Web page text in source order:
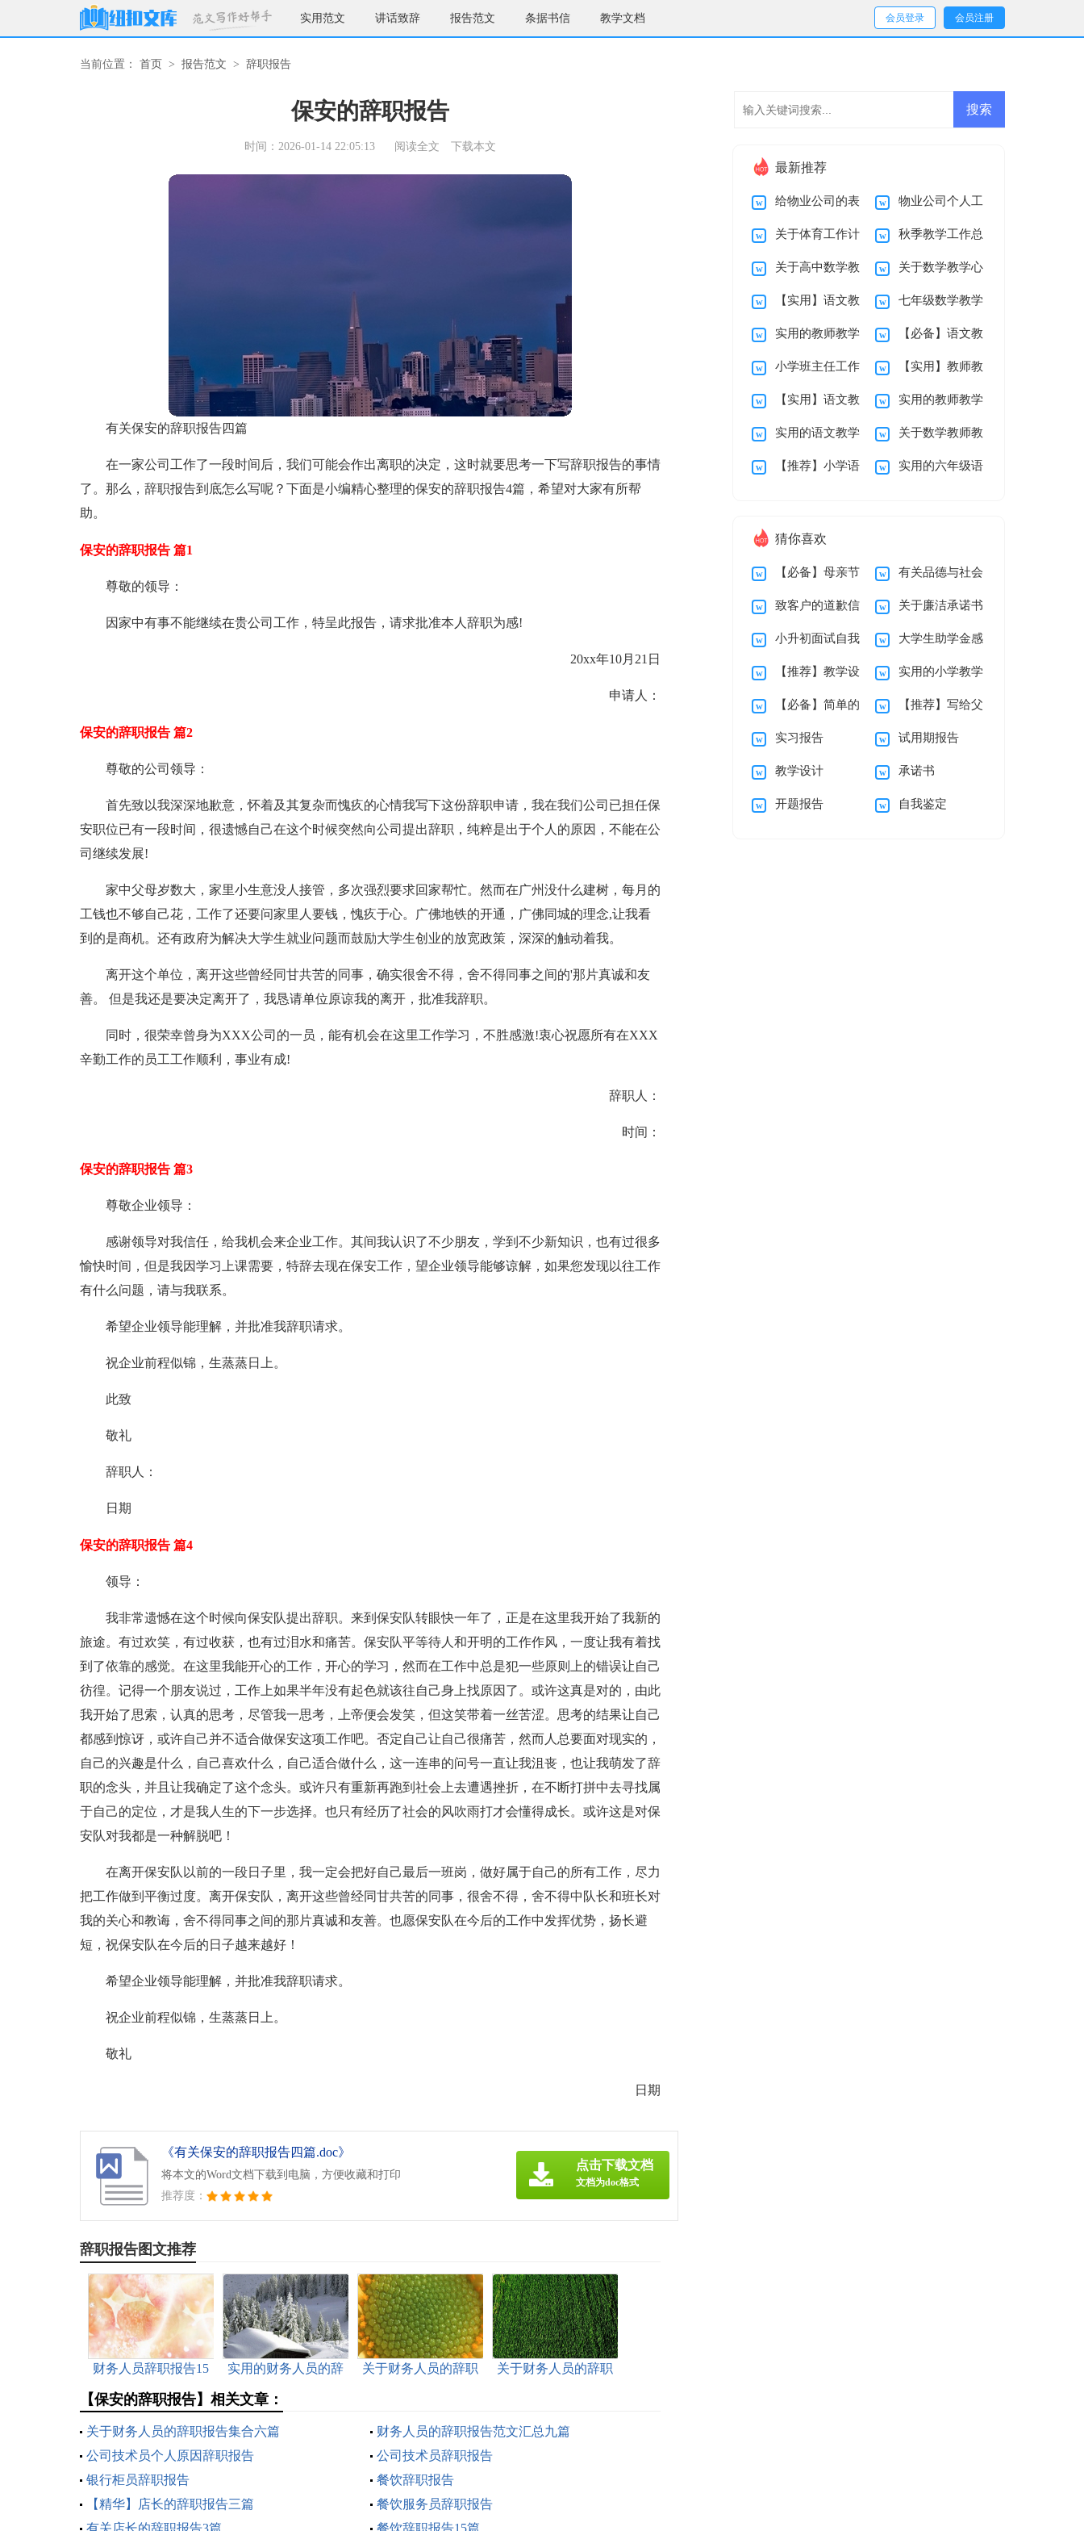
实用范文 讲话致辞 报告范文 条据书信 教学文档 会员登录 会员注册
当前位置： 首页 > 报告范文 > 辞职报告
保安的辞职报告
时间：2026-01-14 22:05:13 阅读全文 下载本文
有关保安的辞职报告四篇
在一家公司工作了一段时间后，我们可能会作出离职的决定，这时就要思考一下写辞职报告的事情
了。那么，辞职报告到底怎么写呢？下面是小编精心整理的保安的辞职报告4篇，希望对大家有所帮
助。
保安的辞职报告 篇1
尊敬的领导：
因家中有事不能继续在贵公司工作，特呈此报告，请求批准本人辞职为感!
20xx年10月21日
申请人：
保安的辞职报告 篇2
尊敬的公司领导：
首先致以我深深地歉意，怀着及其复杂而愧疚的心情我写下这份辞职申请，我在我们公司已担任保
安职位已有一段时间，很遗憾自己在这个时候突然向公司提出辞职，纯粹是出于个人的原因，不能在公
司继续发展!
家中父母岁数大，家里小生意没人接管，多次强烈要求回家帮忙。然而在广州没什么建树，每月的
工钱也不够自己花，工作了还要问家里人要钱，愧疚于心。广佛地铁的开通，广佛同城的理念,让我看
到的是商机。还有政府为解决大学生就业问题而鼓励大学生创业的放宽政策，深深的触动着我。
离开这个单位，离开这些曾经同甘共苦的同事，确实很舍不得，舍不得同事之间的'那片真诚和友
善。 但是我还是要决定离开了，我恳请单位原谅我的离开，批准我辞职。
同时，很荣幸曾身为XXX公司的一员，能有机会在这里工作学习，不胜感激!衷心祝愿所有在XXX
辛勤工作的员工工作顺利，事业有成!
辞职人：
时间：
保安的辞职报告 篇3
尊敬企业领导：
感谢领导对我信任，给我机会来企业工作。其间我认识了不少朋友，学到不少新知识，也有过很多
愉快时间，但是我因学习上课需要，特辞去现在保安工作，望企业领导能够谅解，如果您发现以往工作
有什么问题，请与我联系。
希望企业领导能理解，并批准我辞职请求。
祝企业前程似锦，生蒸蒸日上。
此致
敬礼
辞职人：
日期
保安的辞职报告 篇4
领导：
我非常遗憾在这个时候向保安队提出辞职。来到保安队转眼快一年了，正是在这里我开始了我新的
旅途。有过欢笑，有过收获，也有过泪水和痛苦。保安队平等待人和开明的工作作风，一度让我有着找
到了依靠的感觉。在这里我能开心的工作，开心的学习，然而在工作中总是犯一些原则上的错误让自己
彷徨。记得一个朋友说过，工作上如果半年没有起色就该往自己身上找原因了。或许这真是对的，由此
我开始了思索，认真的思考，尽管我一思考，上帝便会发笑，但这笑带着一丝苦涩。思考的结果让自己
都感到惊讶，或许自己并不适合做保安这项工作吧。否定自己让自己很痛苦，然而人总要面对现实的，
自己的兴趣是什么，自己喜欢什么，自己适合做什么，这一连串的问号一直让我沮丧，也让我萌发了辞
职的念头，并且让我确定了这个念头。或许只有重新再跑到社会上去遭遇挫折，在不断打拼中去寻找属
于自己的定位，才是我人生的下一步选择。也只有经历了社会的风吹雨打才会懂得成长。或许这是对保
安队对我都是一种解脱吧！
在离开保安队以前的一段日子里，我一定会把好自己最后一班岗，做好属于自己的所有工作，尽力
把工作做到平衡过度。离开保安队，离开这些曾经同甘共苦的同事，很舍不得，舍不得中队长和班长对
我的关心和教诲，舍不得同事之间的那片真诚和友善。也愿保安队在今后的工作中发挥优势，扬长避
短，祝保安队在今后的日子越来越好！
希望企业领导能理解，并批准我辞职请求。
祝企业前程似锦，生蒸蒸日上。
敬礼
日期
《有关保安的辞职报告四篇.doc》
将本文的Word文档下载到电脑，方便收藏和打印
推荐度：
点击下载文档
文档为doc格式
辞职报告图文推荐
财务人员辞职报告15
实用的财务人员的辞
关于财务人员的辞职
关于财务人员的辞职
【保安的辞职报告】相关文章：
关于财务人员的辞职报告集合六篇
财务人员的辞职报告范文汇总九篇
公司技术员个人原因辞职报告
公司技术员辞职报告
银行柜员辞职报告
餐饮辞职报告
【精华】店长的辞职报告三篇
餐饮服务员辞职报告
有关店长的辞职报告3篇
餐饮辞职报告15篇
最新推荐
给物业公司的表
扬信15篇
物业公司个人工
作总结
关于体育工作计
划模板七篇
秋季教学工作总
结锦集十篇
关于高中数学教
学总结锦集六篇
关于数学教学心
得体会模板锦集5篇
【实用】语文教
学心得体会锦集八篇
七年级数学教学
总结锦集十篇
实用的教师教学
总结锦集6篇
【必备】语文教
学总结锦集10篇
小学班主任工作
总结
【实用】教师教
学工作总结锦集5篇
【实用】语文教
学心得体会锦集五篇
实用的教师教学
总结锦集八篇
实用的语文教学
总结锦集十篇
关于数学教师教
学总结锦集6篇
【推荐】小学语
篇
实用的六年级语
猜你喜欢
【必备】母亲节
感谢信三篇
有关品德与社会
教学总结汇编十篇
致客户的道歉信 关于廉洁承诺书
汇编九篇
小升初面试自我
介绍
大学生助学金感
谢信15篇
【推荐】教学设
计方案模板汇编八篇
实用的小学教学
计划二年级三篇
【必备】简单的
自我介绍范文汇编五
篇
【推荐】写给父
母的感谢信三篇
实习报告 试用期报告
教学设计 承诺书
开题报告 自我鉴定